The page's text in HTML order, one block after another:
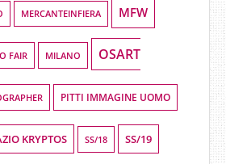
MERCANTEINFIERA MFW
FAIR MILANO OSART
PITTI IMMAGINE UOMO
KRYPTOS SS/18 SS/19